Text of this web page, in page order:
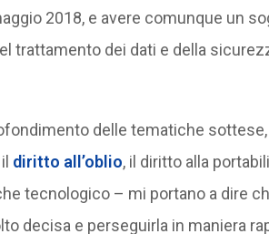
2018, e avere comunque un
trattamento dei dati e della
delle tematiche
diritto all’oblio, il diritto alla
tecnologico – mi portano a dire
decisa e perseguirla in maniera